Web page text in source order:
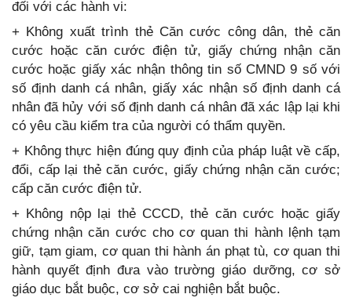
đối với các hành vi:
+ Không xuất trình thẻ Căn cước công dân, thẻ căn
cước hoặc căn cước điện tử, giấy chứng nhận căn
cước hoặc giấy xác nhận thông tin số CMND 9 số với
số định danh cá nhân, giấy xác nhận số định danh cá
nhân đã hủy với số định danh cá nhân đã xác lập lại khi
có yêu cầu kiểm tra của người có thẩm quyền.
+ Không thực hiện đúng quy định của pháp luật về cấp,
đổi, cấp lại thẻ căn cước, giấy chứng nhận căn cước;
cấp căn cước điện tử.
+ Không nộp lại thẻ CCCD, thẻ căn cước hoặc giấy
chứng nhận căn cước cho cơ quan thi hành lệnh tạm
giữ, tạm giam, cơ quan thi hành án phạt tù, cơ quan thi
hành quyết định đưa vào trường giáo dưỡng, cơ sở
giáo dục bắt buộc, cơ sở cai nghiện bắt buộc.